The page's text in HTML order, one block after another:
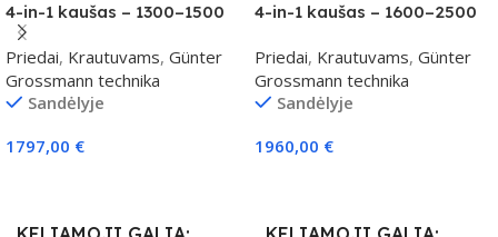
4-in-1 kaušas – 1300–1500
kg klasei
Priedai, Krautuvams, Günter
Grossmann technika
Sandėlyje
1797,00 €
4-in-1 kaušas – 1600–2500
Priedai, Krautuvams, Günter
Grossmann technika
Sandėlyje
1960,00 €